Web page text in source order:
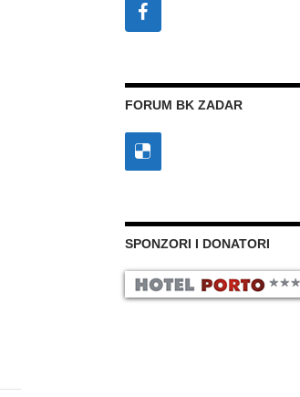
FORUM BK ZADAR
SPONZORI I DONATORI